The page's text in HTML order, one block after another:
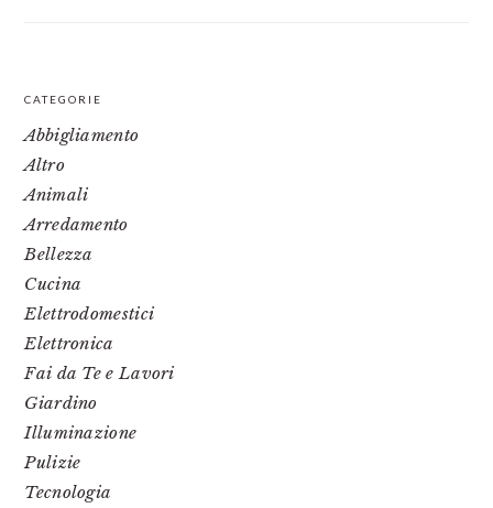
PRIMARY
SIDEBAR
CATEGORIE
Abbigliamento
Altro
Animali
Arredamento
Bellezza
Cucina
Elettrodomestici
Elettronica
Fai da Te e Lavori
Giardino
Illuminazione
Pulizie
Tecnologia